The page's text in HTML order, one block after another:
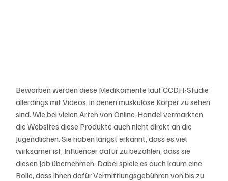
Beworben werden diese Medikamente laut CCDH-Studie
allerdings mit Videos, in denen muskulöse Körper zu sehen
sind. Wie bei vielen Arten von Online-Handel vermarkten
die Websites diese Produkte auch nicht direkt an die
Jugendlichen. Sie haben längst erkannt, dass es viel
wirksamer ist, Influencer dafür zu bezahlen, dass sie
diesen Job übernehmen. Dabei spiele es auch kaum eine
Rolle, dass ihnen dafür Vermittlungsgebühren von bis zu